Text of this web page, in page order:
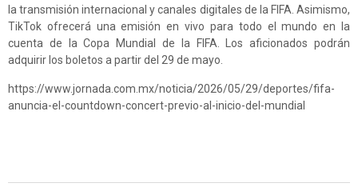
la transmisión internacional y canales digitales de la FIFA. Asimismo,
TikTok ofrecerá una emisión en vivo para todo el mundo en la
cuenta de la Copa Mundial de la FIFA. Los aficionados podrán
adquirir los boletos a partir del 29 de mayo.
https://www.jornada.com.mx/noticia/2026/05/29/deportes/fifa-
anuncia-el-countdown-concert-previo-al-inicio-del-mundial